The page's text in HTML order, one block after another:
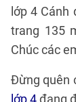
lớp 4
trang 135
Chúc các
Đừng quên
lớp 4đang